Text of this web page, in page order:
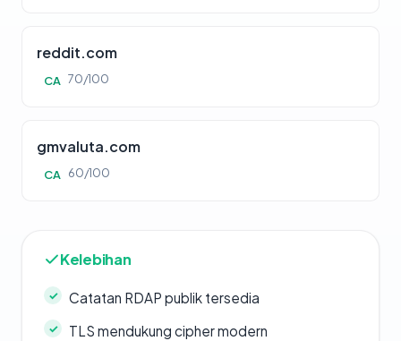
reddit.com
CA 70/100
gmvaluta.com
CA 60/100
Kelebihan
Catatan RDAP publik tersedia
TLS mendukung cipher modern